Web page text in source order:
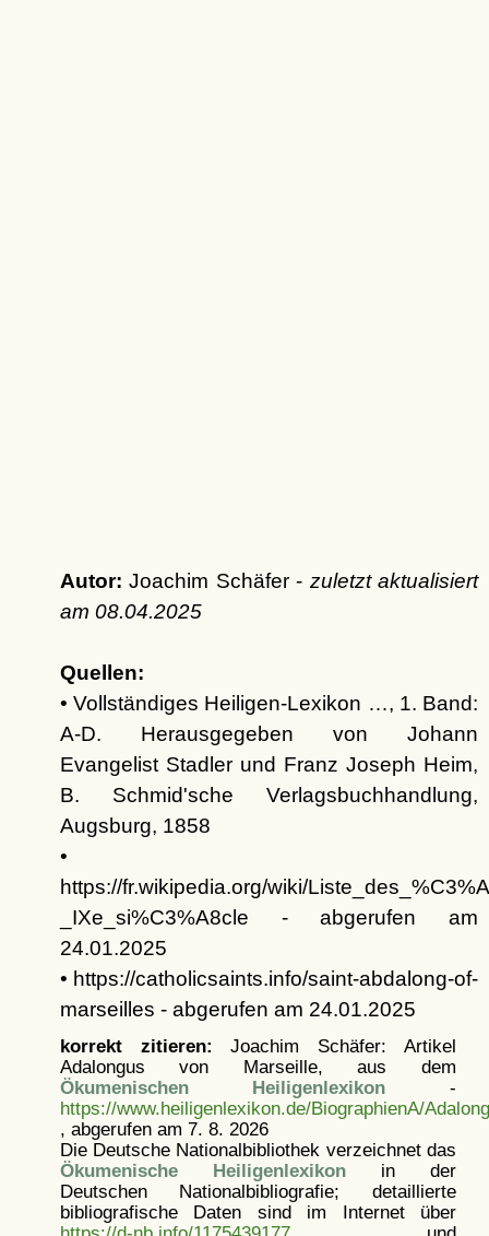
Autor: Joachim Schäfer - zuletzt aktualisiert
am 08.04.2025
Quellen:
• Vollständiges Heiligen-Lexikon …, 1. Band:
A-D. Herausgegeben von Johann
Evangelist Stadler und Franz Joseph Heim,
B. Schmid'sche Verlagsbuchhandlung,
Augsburg, 1858
•
https://fr.wikipedia.org/wiki/
_IXe_si%C3%A8cle - abgerufen am
24.01.2025
• https://catholicsaints.info/saint-abdalong-of-
marseilles - abgerufen am 24.01.2025
korrekt zitieren: Joachim Schäfer: Artikel
Adalongus von Marseille, aus dem
Ökumenischen Heiligenlexikon -
https://www.heiligenlexikon.de/BiographienA/
, abgerufen am 7. 8. 2026
Die Deutsche Nationalbibliothek verzeichnet das
Ökumenische Heiligenlexikonin der
Deutschen Nationalbibliografie; detaillierte
bibliografische Daten sind im Internet über